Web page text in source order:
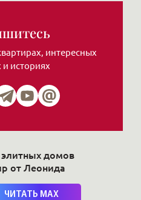
интересных
и историях
c политикой сайта
домов
от Леонида
ЧИТАТЬ MAX